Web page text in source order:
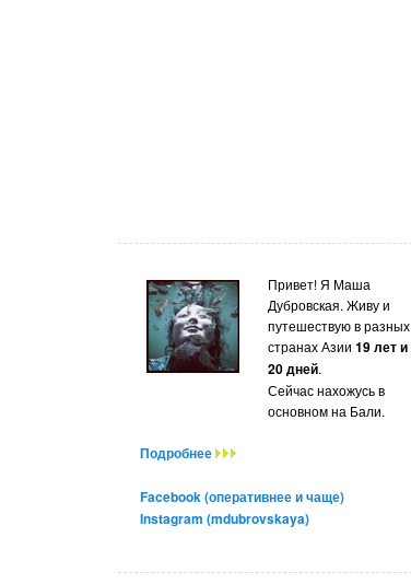
Привет! Я Маша
Дубровская. Живу и
путешествую в разных
странах Азии 19 лет и
20 дней.
Сейчас нахожусь в
основном на Бали.
Подробнее
Facebook (оперативнее и чаще)
Instagram (mdubrovskaya)